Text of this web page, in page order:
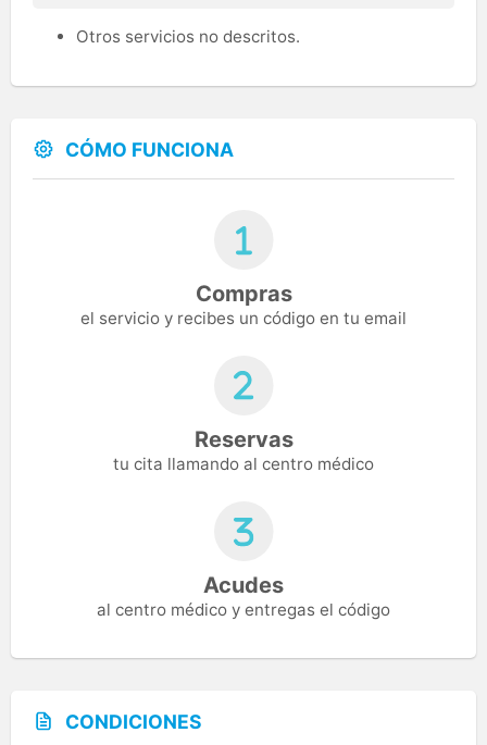
Otros servicios no descritos.
CÓMO FUNCIONA
Compras
el servicio y recibes un código en tu email
Reservas
tu cita llamando al centro médico
Acudes
al centro médico y entregas el código
CONDICIONES